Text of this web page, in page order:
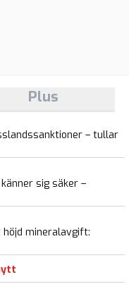
Plus
– tullar
sig säker –
mineralavgift: